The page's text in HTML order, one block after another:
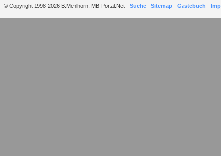
© Copyright 1998-2026 B.Mehlhorn, MB-Portal.Net - Suche - Sitemap - Gästebuch -